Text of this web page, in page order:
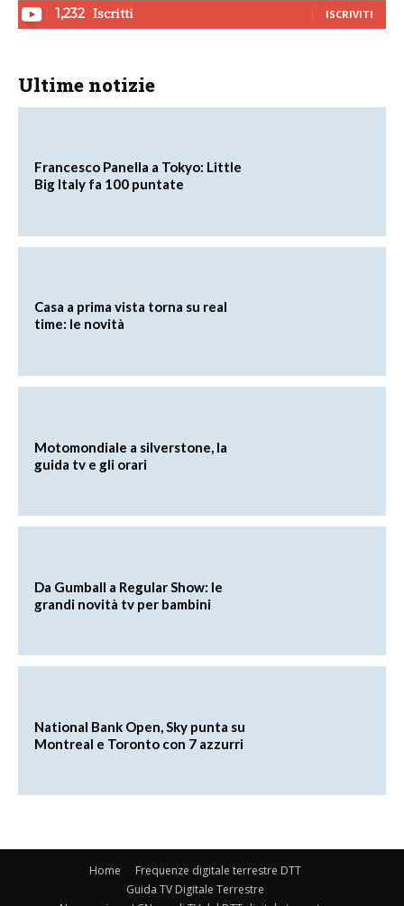
1,232 Iscritti ISCRIVITI
Ultime notizie
Francesco Panella a Tokyo: Little
Big Italy fa 100 puntate
Casa a prima vista torna su real
time: le novità
Motomondiale a silverstone, la
guida tv e gli orari
Da Gumball a Regular Show: le
grandi novità tv per bambini
National Bank Open, Sky punta su
Montreal e Toronto con 7 azzurri
Home
Frequenze digitale terrestre DTT
Guida TV Digitale Terrestre